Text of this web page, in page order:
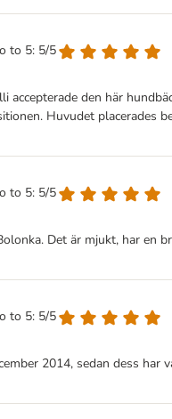
to 5: 5/5
accepterade den här
Huvudet placerades
to 5: 5/5
Det är mjukt, har en
to 5: 5/5
2014, sedan dess